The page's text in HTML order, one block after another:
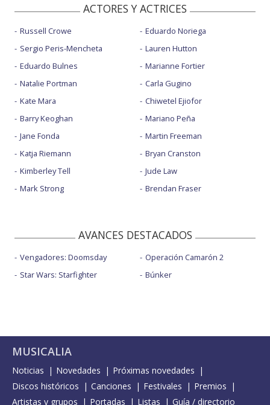
ACTORES Y ACTRICES
Russell Crowe
Sergio Peris-Mencheta
Eduardo Bulnes
Natalie Portman
Kate Mara
Barry Keoghan
Jane Fonda
Katja Riemann
Kimberley Tell
Mark Strong
Eduardo Noriega
Lauren Hutton
Marianne Fortier
Carla Gugino
Chiwetel Ejiofor
Mariano Peña
Martin Freeman
Bryan Cranston
Jude Law
Brendan Fraser
AVANCES DESTACADOS
Vengadores: Doomsday
Star Wars: Starfighter
Operación Camarón 2
Búnker
MUSICALIA
Noticias Novedades
Próximas novedades
Discos históricos
Canciones Festivales
Premios
Artistas y grupos
Portadas Listas Guía / directorio